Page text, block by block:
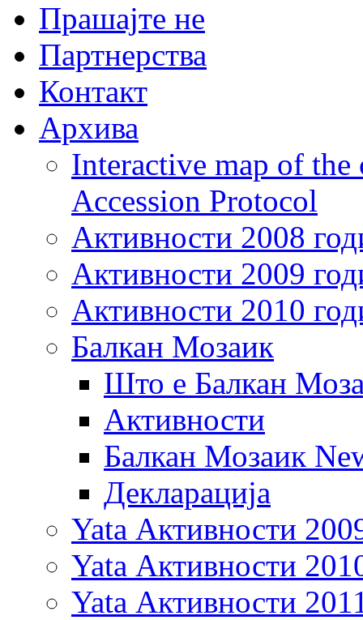
Прашајте не
Партнерства
Контакт
Архива
Interactive map of
Accession Protocol
Активности 2008
Активности 2009
Активности 2010
Балкан Мозаик
Што е Балкан
Активности
Балкан Мозаик
Декларација
Yata Активности
Yata Активности
Yata Активности